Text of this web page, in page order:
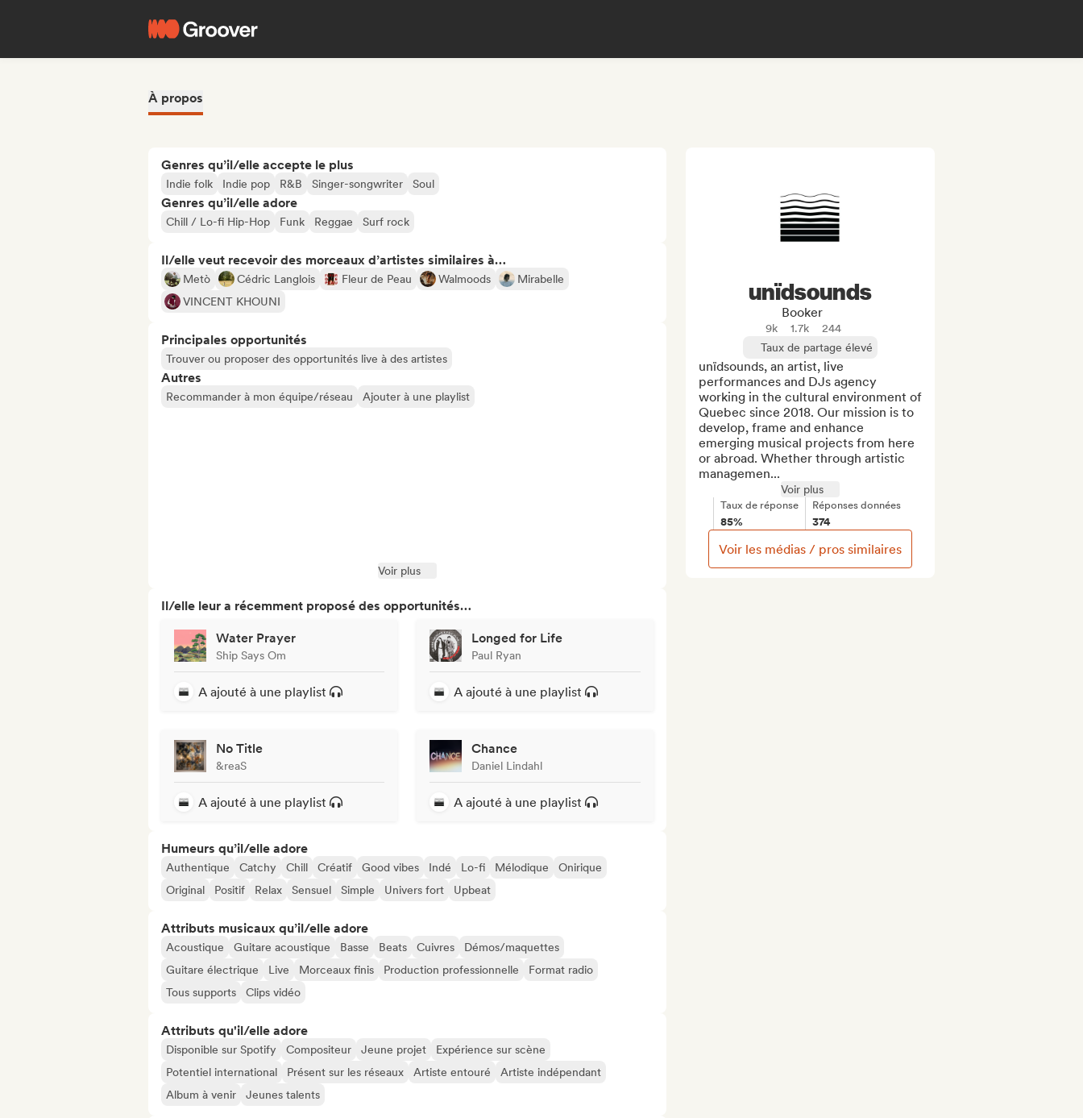
À propos
Genres qu’il/elle accepte le plus
Indie folk Indie pop R&B Singer-songwriter Soul
Genres qu’il/elle adore
Chill / Lo-fi Hip-Hop Funk Reggae Surf rock
Il/elle veut recevoir des morceaux d’artistes similaires à…
Metò Cédric Langlois Fleur de Peau Walmoods
Mirabelle
VINCENT KHOUNI
Principales opportunités
Trouver ou proposer des opportunités live à des artistes
Autres
Recommander à mon équipe/réseau Ajouter à une playlist
Voir plus
Il/elle leur a récemment proposé des opportunités…
Water Prayer
Ship Says Om
A ajouté à une playlist
Longed for Life
Paul Ryan
A ajouté à une playlist
No Title
&reaS
A ajouté à une playlist
Chance
Daniel Lindahl
A ajouté à une playlist
Humeurs qu’il/elle adore
Authentique Catchy Chill Créatif Good vibes Indé Lo-fi Mélodique
Onirique
Original
Positif Relax Sensuel Simple Univers fort Upbeat
Attributs musicaux qu’il/elle adore
Acoustique Guitare acoustique Basse Beats Cuivres
Démos/maquettes
Guitare électrique
Live Morceaux finis Production professionnelle
Format radio
Tous supports
Clips vidéo
Attributs qu'il/elle adore
Disponible sur Spotify Compositeur Jeune projet
Expérience sur scène
Potentiel international
Présent sur les réseaux Artiste entouré
Artiste indépendant
Album à venir
Jeunes talents
unïdsounds
Booker
9k 1.7k
244
Taux de partage élevé
unïdsounds, an artist, live
performances and DJs agency
working in the cultural environment of
Quebec since 2018. Our mission is to
develop, frame and enhance
emerging musical projects from here
or abroad. Whether through artistic
managemen...
Voir plus
Taux de réponse
85%
Réponses données
374
Voir les médias / pros similaires